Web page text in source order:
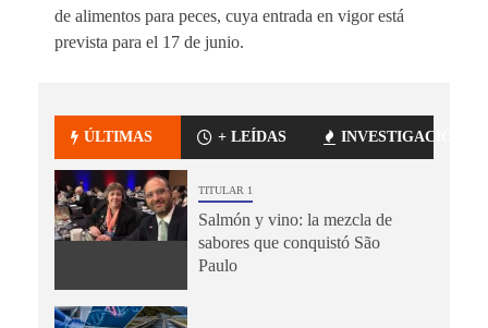
de alimentos para peces, cuya entrada en vigor está
prevista para el 17 de junio.
ÚLTIMAS + LEÍDAS INVESTIGACIÓN
TITULAR 1
Salmón y vino: la mezcla de
sabores que conquistó São
Paulo